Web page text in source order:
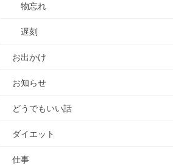
物忘れ
遅刻
お出かけ
お知らせ
どうでもいい話
ダイエット
仕事